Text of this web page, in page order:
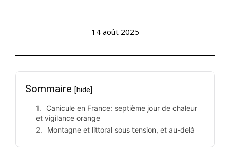
14 août 2025
Sommaire [hide]
Canicule en France: septième jour de chaleur
et vigilance orange
Montagne et littoral sous tension, et au-delà